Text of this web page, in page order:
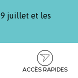
juillet et les
ACCÈS RAPIDES